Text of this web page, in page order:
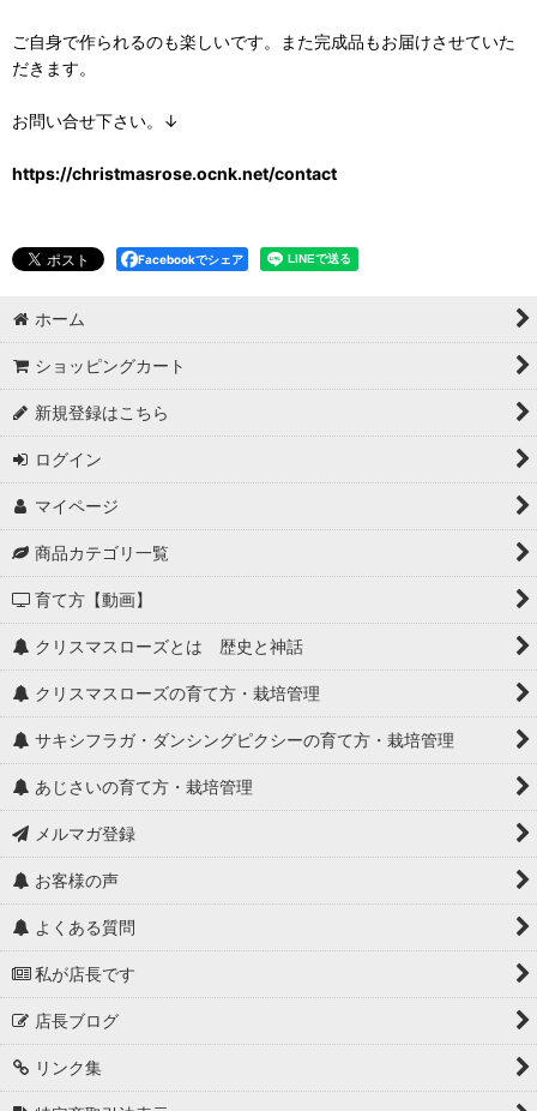
ご自身で作られるのも楽しいです。また完成品もお届けさせていた
だきます。
お問い合せ下さい。↓
https://christmasrose.ocnk.net/contact
Facebookでシェア
ホーム
ショッピングカート
新規登録はこちら
ログイン
マイページ
商品カテゴリ一覧
育て方【動画】
クリスマスローズとは 歴史と神話
クリスマスローズの育て方・栽培管理
サキシフラガ・ダンシングピクシーの育て方・栽培管理
あじさいの育て方・栽培管理
メルマガ登録
お客様の声
よくある質問
私が店長です
店長ブログ
リンク集